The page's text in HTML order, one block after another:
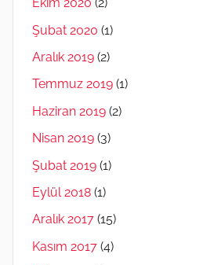
Ekim 2020 (2)
Şubat 2020 (1)
Aralık 2019 (2)
Temmuz 2019 (1)
Haziran 2019 (2)
Nisan 2019 (3)
Şubat 2019 (1)
Eylül 2018 (1)
Aralık 2017 (15)
Kasım 2017 (4)